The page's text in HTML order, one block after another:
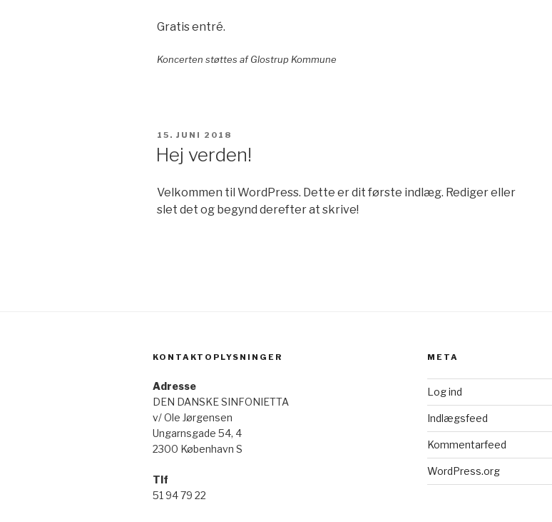
Gratis entré.
Koncerten støttes af Glostrup Kommune
UDGIVET
15. JUNI 2018
Hej verden!
Velkommen til WordPress. Dette er dit første indlæg. Rediger eller
slet det og begynd derefter at skrive!
KONTAKTOPLYSNINGER
Adresse
DEN DANSKE SINFONIETTA
v/ Ole Jørgensen
Ungarnsgade 54, 4
2300 København S
Tlf
51 94 79 22
META
Log ind
Indlægsfeed
Kommentarfeed
WordPress.org